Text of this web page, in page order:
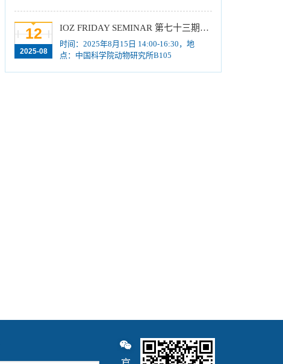
12
2025-08
IOZ FRIDAY SEMINAR 第七十三期：Single cell/ single molecule RNA structure heterogeneity and its regulation、Somatic Mobile Element Insertions in Human Brain Development and Neurodevelopmental Disorders
时间：2025年8月15日 14:00-16:30，地
点：中国科学院动物研究所B105